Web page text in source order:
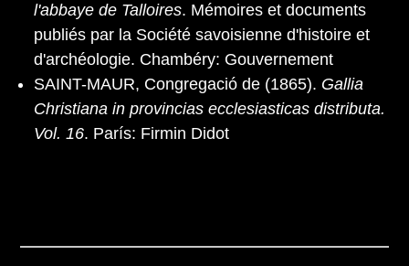
l'abbaye de Talloires. Mémoires et documents
publiés par la Société savoisienne d'histoire et
d'archéologie. Chambéry: Gouvernement
SAINT-MAUR, Congregació de (1865). Gallia
Christiana in provincias ecclesiasticas distributa.
Vol. 16. París: Firmin Didot